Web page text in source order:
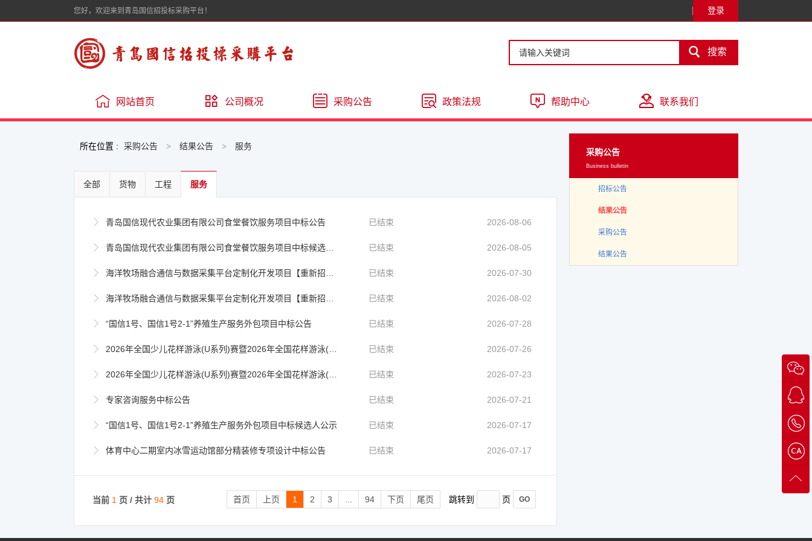
您好，欢迎来到青岛国信招投标采购平台！ 登录
 搜索
网站首页 公司概况 采购公告 政策法规 帮助中心 联系我们
所在位置 : 采购公告 > 结果公告 > 服务
全部 货物 工程 服务
 青岛国信现代农业集团有限公司食堂餐饮服务项目中标公告 2026-08-06
已结束
 青岛国信现代农业集团有限公司食堂餐饮服务项目中标候选人公示 2026-08-05
已结束
 海洋牧场融合通信与数据采集平台定制化开发项目【重新招标】中标候选人公示 2026-07-30
已结束
 海洋牧场融合通信与数据采集平台定制化开发项目【重新招标】中标公告 2026-08-02
已结束
 “国信1号、国信1号2-1”养殖生产服务外包项目中标公告 2026-07-28
已结束
 2026年全国少儿花样游泳(U系列)赛暨2026年全国花样游泳(U系列)俱乐部赛赛事服务中标公告 2026-07-26
已结束
 2026年全国少儿花样游泳(U系列)赛暨2026年全国花样游泳(U系列)俱乐部赛赛事服务中标候选人公示 2026-07-23
已结束
 专家咨询服务中标公告 2026-07-21
已结束
 “国信1号、国信1号2-1”养殖生产服务外包项目中标候选人公示 2026-07-17
已结束
 体育中心二期室内冰雪运动馆部分精装修专项设计中标公告 2026-07-17
已结束
当前 1 页 / 共计 94 页 首页 上页 1 2 3 94 下页 尾页 跳转到 页 GO
采购公告
Business bulletin
招标公告
结果公告
采购公告
结果公告